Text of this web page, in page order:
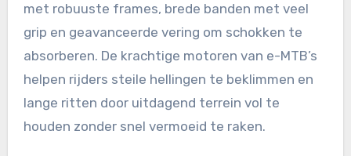
met robuuste frames, brede banden met veel
grip en geavanceerde vering om schokken te
absorberen. De krachtige motoren van e-MTB’s
helpen rijders steile hellingen te beklimmen en
lange ritten door uitdagend terrein vol te
houden zonder snel vermoeid te raken.